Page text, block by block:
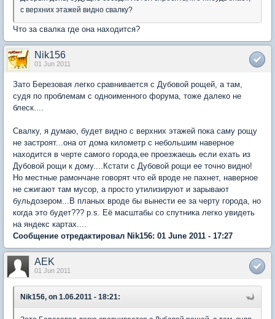
с верхних этажей видно свалку?
Что за свалка где она находится?
Nik156
01 Jun 2011
Зато Березовая легко сравнивается с Дубовой рощей, а там,
судя по проблемам с одноименного форума, тоже далеко не
блеск....
Свалку, я думаю, будет видно с верхних этажей пока саму рощу
не застроят...она от дома километр с небольшим наверное
находится в черте самого города,ее проезжаешь если ехать из
Дубовой рощи к дому....Кстати с Дубовой рощи ее точно видно!
Но местные рамончане говорят что ей вроде не пахнет, наверное
не сжигают там мусор, а просто утилизируют и зарывают
бульдозером...В планых вроде бы вынести ее за черту города, но
когда это будет??? p.s. Её масштабы со спутника легко увидеть
на яндекс картах....
Сообщение отредактировал Nik156: 01 June 2011 - 17:27
AEK
01 Jun 2011
Nik156, on 1.06.2011 - 18:21: